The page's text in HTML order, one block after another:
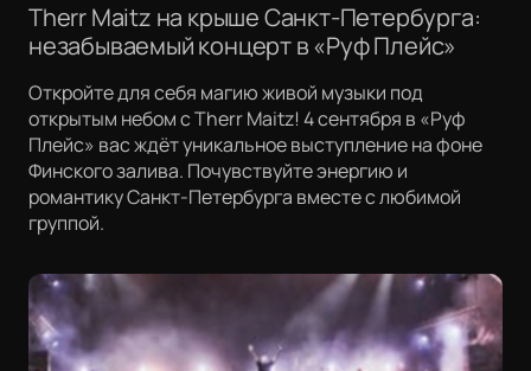
Therr Maitz на крыше Санкт-Петербурга:
незабываемый концерт в «Руф Плейс»
Откройте для себя магию живой музыки под
открытым небом с Therr Maitz! 4 сентября в «Руф
Плейс» вас ждёт уникальное выступление на фоне
Финского залива. Почувствуйте энергию и
романтику Санкт-Петербурга вместе с любимой
группой.